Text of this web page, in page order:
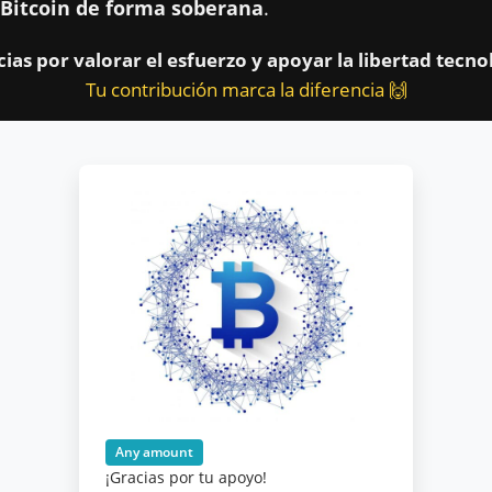
de forma soberana.
por valorar el esfuerzo y apoyar la libertad
Tu contribución marca la diferencia 🙌
Any amount
¡Gracias por tu apoyo!